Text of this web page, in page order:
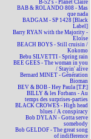
B-52's - Planet Claire
BAB & ROLANDO 808 - Mas
que nada
BADGAM - SP 1428 [Black
Label]
Barry RYAN with the Majority -
Eloïse
BEACH BOYS - Still cruisin /
Kokomo
Bebu SILVETTI - Spring rain
BEE GEES - The woman in you
/ Stayin' alive
Bernard MINET - Génération
Bioman
BEV & BOB - Hey Paula [T.P.]
BILLY & les Forbans - Au
temps des surprises-parties
BLACK CROWES - High head
blues / A conspiracy
Bob DYLAN - Gotta serve
somebody
Bob GELDOF - The great song
of indifference